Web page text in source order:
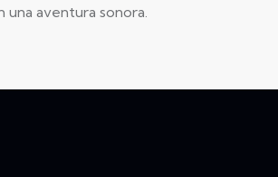
aventura sonora.